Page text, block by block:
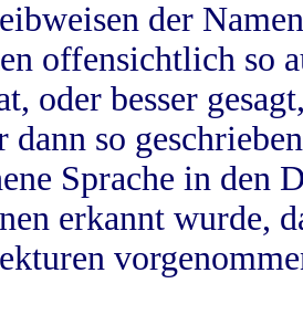
der
offensichtlich so
oder besser
dann so
Sprache in
erkannt wurde,